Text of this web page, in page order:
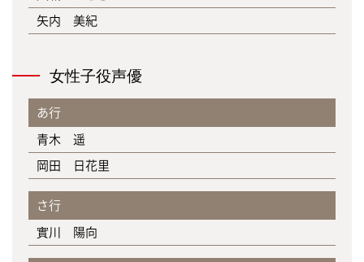
矢内 美紀
女性子役声優
あ行
青木 遥
岡田 日花里
さ行
實川 陽向